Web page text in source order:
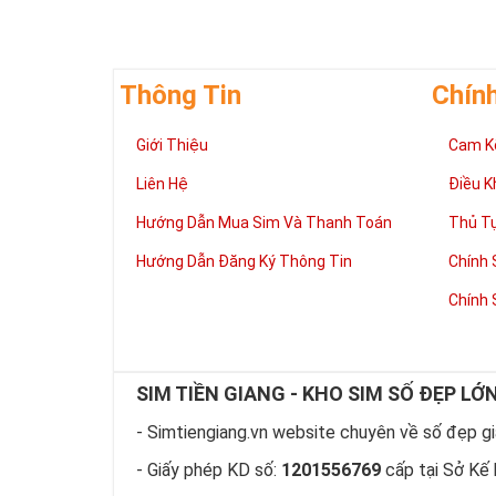
Hãy lưu giữ
tổng quan
xem sim
Việc này sẽ
Tham
Mua
Trong mọi
như vật giá
Bạn cũng
Thông Tin
Giới Thiệu
Liên Hệ
Hướng Dẫn Mua Sim Và Thanh Toán
Hướng Dẫn Đăng Ký Thông Tin
Cam
Điều
Thủ
Chính
Chính
SIM TIỀN GIANG - KHO SIM SỐ ĐẸP
- Simtiengiang.vn website chuyên về số đẹp
- Giấy phép KD số: 1201556769 cấp tại Sở Kế